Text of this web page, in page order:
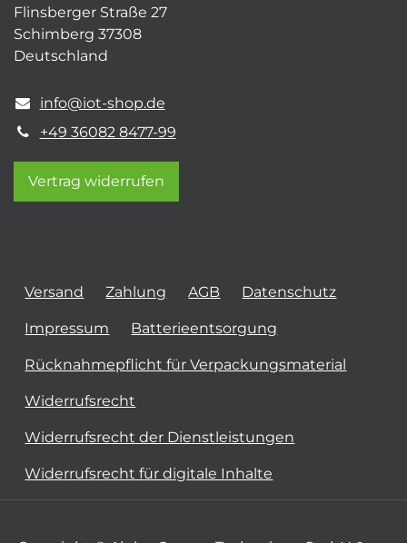
Flinsberger Straße 27
Schimberg 37308
Deutschland
info@iot-shop.de
+49 36082 8477-99
Vertrag widerrufen
Versand Zahlung AGB Datenschutz
Impressum Batterieentsorgung
Rücknahmepflicht für Verpackungsmaterial
Widerrufsrecht
Widerrufsrecht der Dienstleistungen
Widerrufsrecht für digitale Inhalte